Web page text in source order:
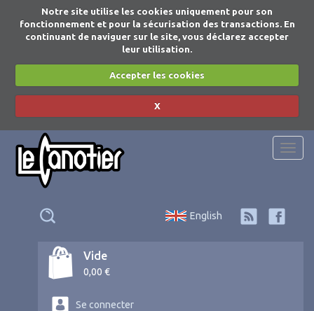
Notre site utilise les cookies uniquement pour son
fonctionnement et pour la sécurisation des transactions. En
continuant de naviguer sur le site, vous déclarez accepter
leur utilisation.
Accepter les cookies
X
English
Vide
0,00 €
Se connecter